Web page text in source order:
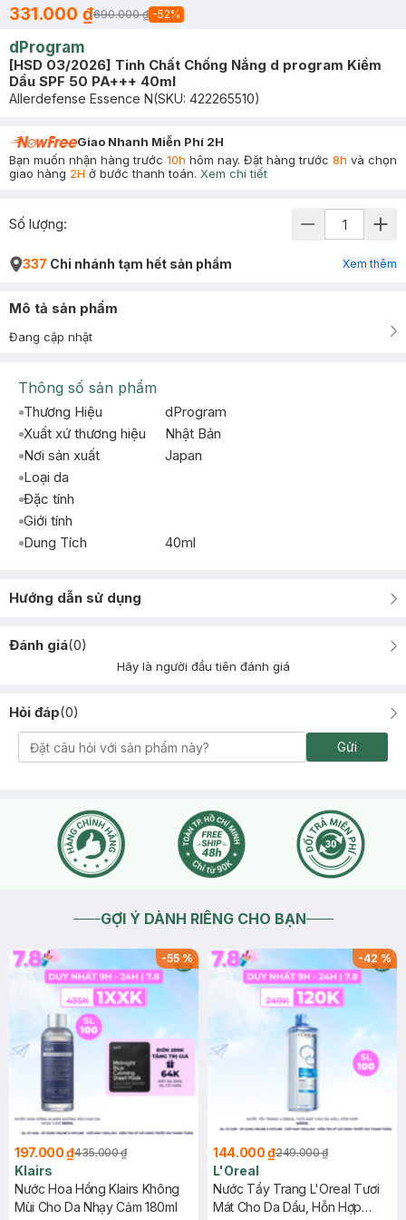
331.000 ₫690.000 ₫ -52%
dProgram
[HSD 03/2026] Tinh Chất Chống Nắng d program Kiềm
Dầu SPF 50 PA+++ 40ml
Allerdefense Essence N(SKU: 422265510)
Giao Nhanh Miễn Phí 2H
Bạn muốn nhận hàng trước 10h hôm nay. Đặt hàng trước 8h và chọn
giao hàng 2H ở bước thanh toán. Xem chi tiết
Số lượng:
337 Chi nhánh tạm hết sản phẩm Xem thêm
Mô tả sản phẩm
Đang cập nhật
Thông số sản phẩm
Thương Hiệu
dProgram
Xuất xứ thương hiệu
Nhật Bản
Nơi sản xuất
Japan
Loại da
Đặc tính
Giới tính
Dung Tích
40ml
Hướng dẫn sử dụng
Đánh giá(0)
Hãy là người đầu tiên đánh giá
Hỏi đáp(0)
Gửi
GỢI Ý DÀNH RIÊNG CHO BẠN
-55%
197.000 ₫435.000 ₫
Klairs
Nước Hoa Hồng Klairs Không
Mùi Cho Da Nhạy Cảm 180ml
-42%
144.000 ₫249.000 ₫
L'Oreal
Nước Tẩy Trang L'Oreal Tươi
Mát Cho Da Dầu, Hỗn Hợp